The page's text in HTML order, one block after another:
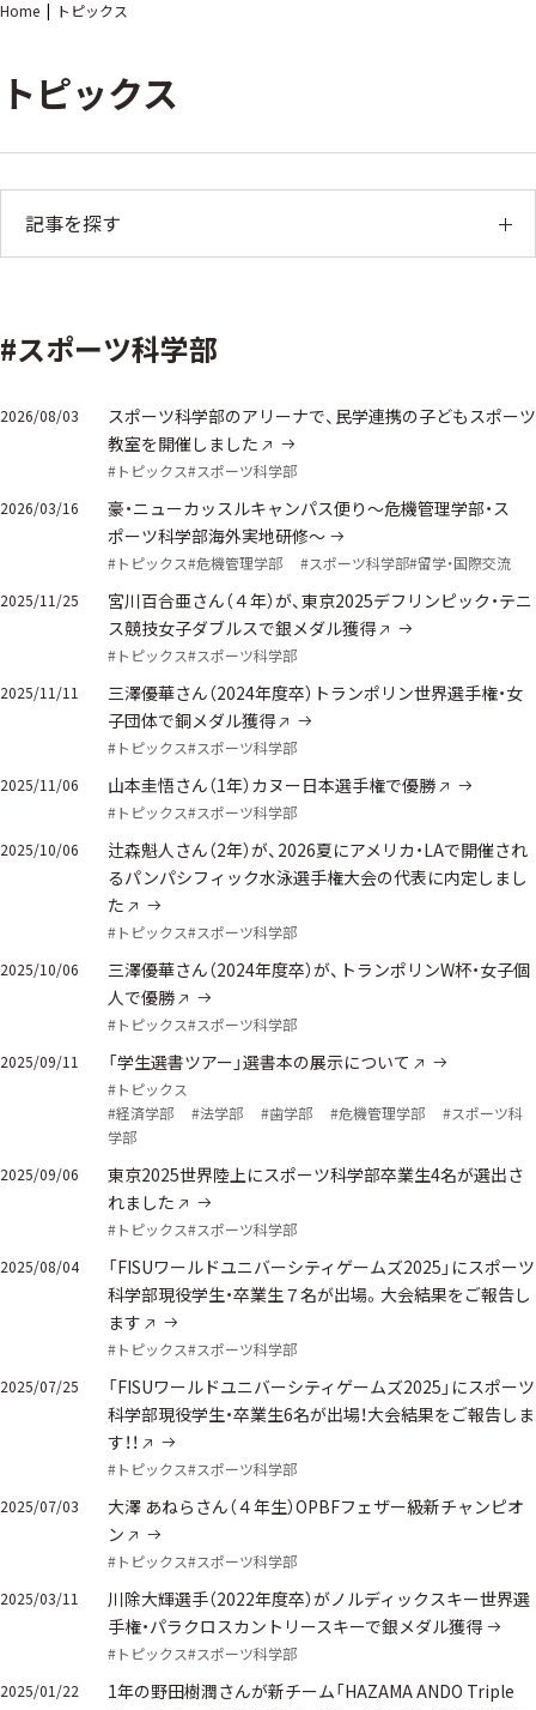
Home トピックス
トピックス
記事を探す
#スポーツ科学部
2026/08/03
スポーツ科学部のアリーナで、民学連携の子どもスポーツ
教室を開催しました
#トピックス#スポーツ科学部
2026/03/16
豪・ニューカッスルキャンパス便り～危機管理学部・ス
ポーツ科学部海外実地研修～
#トピックス#危機管理学部 #スポーツ科学部#留学・国際交流
2025/11/25
宮川百合亜さん（４年）が、東京2025デフリンピック・テニ
ス競技女子ダブルスで銀メダル獲得
#トピックス#スポーツ科学部
2025/11/11
三澤優華さん（2024年度卒）トランポリン世界選手権・女
子団体で銅メダル獲得
#トピックス#スポーツ科学部
2025/11/06
山本圭悟さん（1年）カヌー日本選手権で優勝
#トピックス#スポーツ科学部
2025/10/06
辻森魁人さん（2年）が、2026夏にアメリカ・LAで開催され
るパンパシフィック水泳選手権大会の代表に内定しまし
た
#トピックス#スポーツ科学部
2025/10/06
三澤優華さん（2024年度卒）が、トランポリンW杯・女子個
人で優勝
#トピックス#スポーツ科学部
2025/09/11
「学生選書ツアー」選書本の展示について
#トピックス
#経済学部
#法学部 #歯学部 #危機管理学部
#スポーツ科
学部
2025/09/06
東京2025世界陸上にスポーツ科学部卒業生4名が選出さ
れました
#トピックス#スポーツ科学部
2025/08/04
「FISUワールドユニバーシティゲームズ2025」にスポーツ
科学部現役学生・卒業生７名が出場。大会結果をご報告し
ます
#トピックス#スポーツ科学部
2025/07/25
「FISUワールドユニバーシティゲームズ2025」にスポーツ
科学部現役学生・卒業生6名が出場！大会結果をご報告しま
す！！
#トピックス#スポーツ科学部
2025/07/03
大澤 あねらさん（４年生）OPBFフェザー級新チャンピオ
ン
#トピックス#スポーツ科学部
2025/03/11
川除大輝選手（2022年度卒）がノルディックスキー世界選
手権・パラクロスカントリースキーで銀メダル獲得
#トピックス#スポーツ科学部
2025/01/22
1年の野田樹潤さんが新チーム「HAZAMA ANDO Triple